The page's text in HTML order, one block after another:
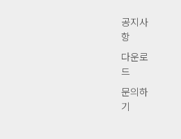
공지사
항
다운로
드
문의하
기